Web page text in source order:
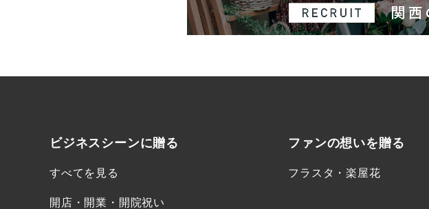
ビジネスシーンに贈る
すべてを見る
開店・開業・開院祝い
ファンの想いを贈る
フラスタ・楽屋花